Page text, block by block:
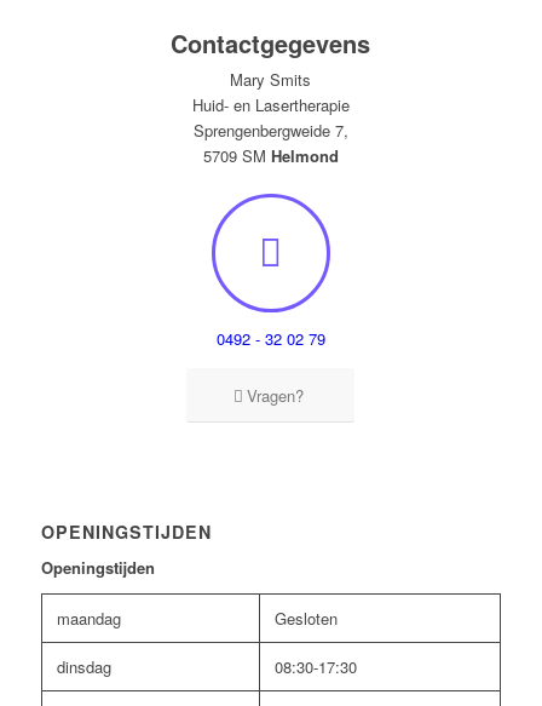
Contactgegevens
Mary Smits
Huid- en Lasertherapie
Sprengenbergweide 7,
5709 SM Helmond
0492 - 32 02 79
Vragen?
OPENINGSTIJDEN
Openingstijden
maandag Gesloten
dinsdag 08:30-17:30